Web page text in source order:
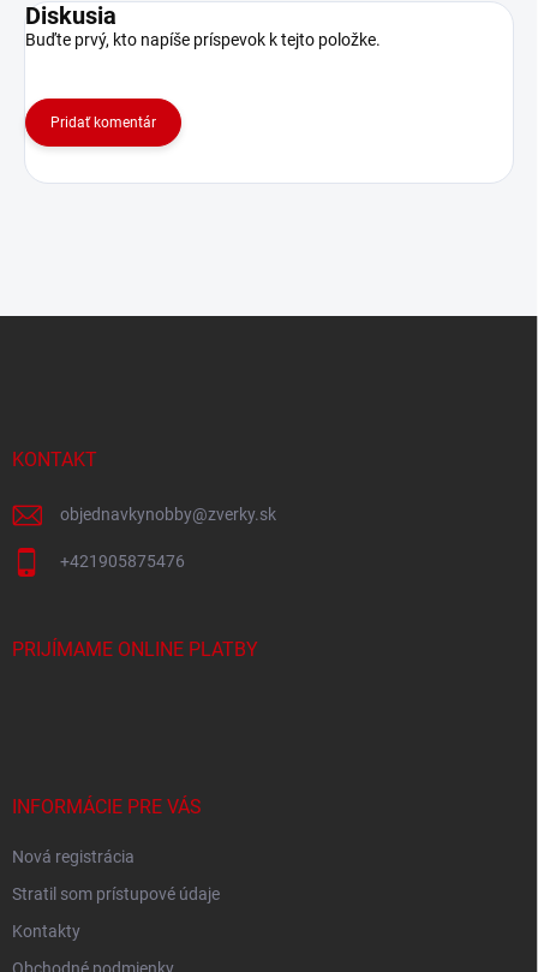
Diskusia
Buďte prvý, kto napíše príspevok k tejto položke.
Pridať komentár
KONTAKT
objednavkynobby@zverky.sk
+421905875476
PRIJÍMAME ONLINE PLATBY
INFORMÁCIE PRE VÁS
Nová registrácia
Stratil som prístupové údaje
Kontakty